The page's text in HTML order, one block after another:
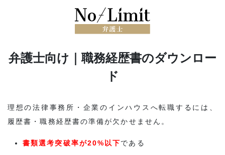
弁護士向け｜職務経歴書のダウンロー
ド
理想の法律事務所・企業のインハウスへ転職するには、
履歴書・職務経歴書の準備が欠かせません。
書類選考突破率が20%以下である